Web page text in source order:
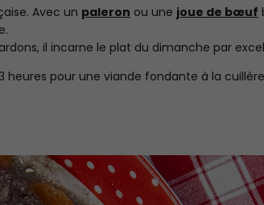
Avec un paleron ou une joue de bœuf
il incarne le plat du dimanche par
heures pour une viande fondante à la